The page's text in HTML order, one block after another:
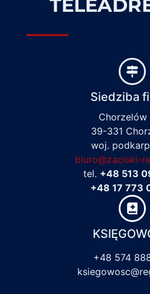
Siedziba
Chorzelów
39-331
woj.
biuro@zaciski-
tel. +48 513
+48 17 773
+48 574